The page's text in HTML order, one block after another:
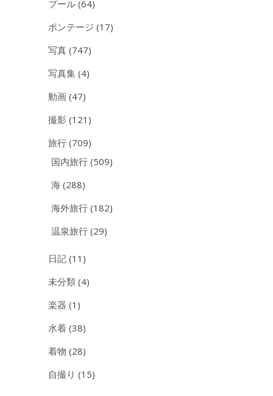
プール (64)
ボンテージ (17)
写真 (747)
写真集 (4)
動画 (47)
撮影 (121)
旅行 (709)
国内旅行 (509)
海 (288)
海外旅行 (182)
温泉旅行 (29)
日記 (11)
未分類 (4)
楽器 (1)
水着 (38)
着物 (28)
自撮り (15)